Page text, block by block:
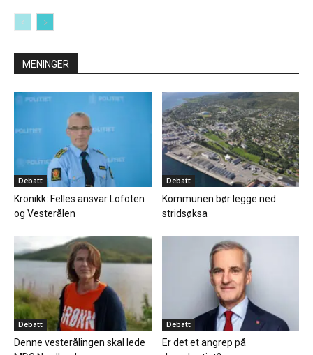
MENINGER
Debatt
Kronikk: Felles ansvar Lofoten
og Vesterålen
Debatt
Kommunen bør legge ned
stridsøksa
Debatt
Denne vesterålingen skal lede
Debatt
Er det et angrep på